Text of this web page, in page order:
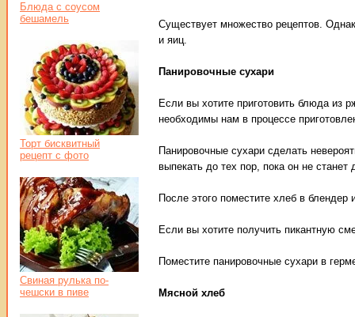
Существует множество рецептов.
и яиц.
Панировочные сухари
Если вы хотите приготовить блюда из
необходимы нам в процессе
Панировочные сухари сделать
выпекать до тех пор, пока он не
После этого поместите хлеб в
Если вы хотите получить пикантную
Поместите панировочные сухари в
Мясной хлеб
Блюда с соусом
бешамель
Торт бисквитный
рецепт с фото
Свиная рулька по-
чешски в пиве